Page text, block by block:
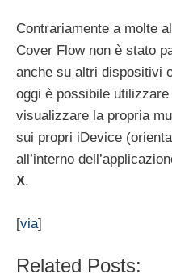
Contrariamente a molte
Cover Flow non è stato
anche su altri dispositivi
oggi è possibile
visualizzare la propria
sui propri iDevice
all’interno
X.
[via]
Related Posts: